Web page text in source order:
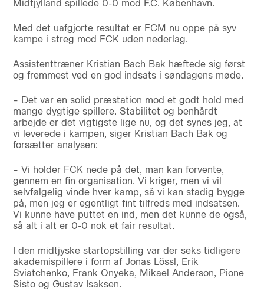
Midtjylland spillede 0-0 mod F.C. København.
Med det uafgjorte resultat er FCM nu oppe på syv
kampe i streg mod FCK uden nederlag.
Assistenttræner Kristian Bach Bak hæftede sig først
og fremmest ved en god indsats i søndagens møde.
– Det var en solid præstation mod et godt hold med
mange dygtige spillere. Stabilitet og benhårdt
arbejde er det vigtigste lige nu, og det synes jeg, at
vi leverede i kampen, siger Kristian Bach Bak og
forsætter analysen:
– Vi holder FCK nede på det, man kan forvente,
gennem en fin organisation. Vi kriger, men vi vil
selvfølgelig vinde hver kamp, så vi kan stadig bygge
på, men jeg er egentligt fint tilfreds med indsatsen.
Vi kunne have puttet en ind, men det kunne de også,
så alt i alt er 0-0 nok et fair resultat.
I den midtjyske startopstilling var der seks tidligere
akademispillere i form af Jonas Lössl, Erik
Sviatchenko, Frank Onyeka, Mikael Anderson, Pione
Sisto og Gustav Isaksen.